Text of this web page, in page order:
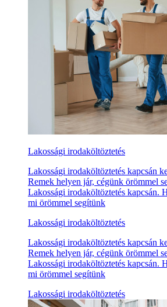
Lakossági irodaköltöztetés
Lakossági irodaköltöztetés kapcsán
Remek helyen jár, cégünk örömmel
Lakossági irodaköltöztetés kapcsán.
mi örömmel segítünk
Lakossági irodaköltöztetés
Lakossági irodaköltöztetés kapcsán
Remek helyen jár, cégünk örömmel
Lakossági irodaköltöztetés kapcsán.
mi örömmel segítünk
Lakossági irodaköltöztetés